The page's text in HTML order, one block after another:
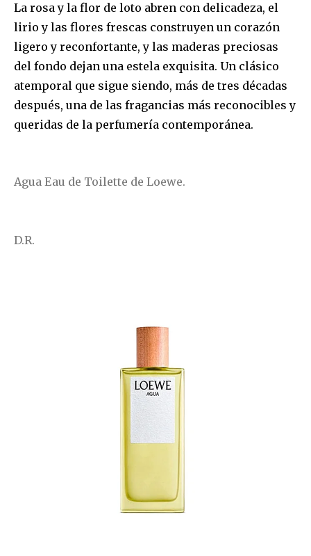
La rosa y la flor de loto abren con delicadeza, el
lirio y las flores frescas construyen un corazón
ligero y reconfortante, y las maderas preciosas
del fondo dejan una estela exquisita. Un clásico
atemporal que sigue siendo, más de tres décadas
después, una de las fragancias más reconocibles y
queridas de la perfumería contemporánea.
Agua Eau de Toilette de Loewe.
D.R.